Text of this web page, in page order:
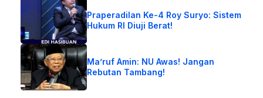
Praperadilan Ke-4 Roy Suryo: Sistem
Hukum RI Diuji Berat!
Ma’ruf Amin: NU Awas! Jangan
Rebutan Tambang!